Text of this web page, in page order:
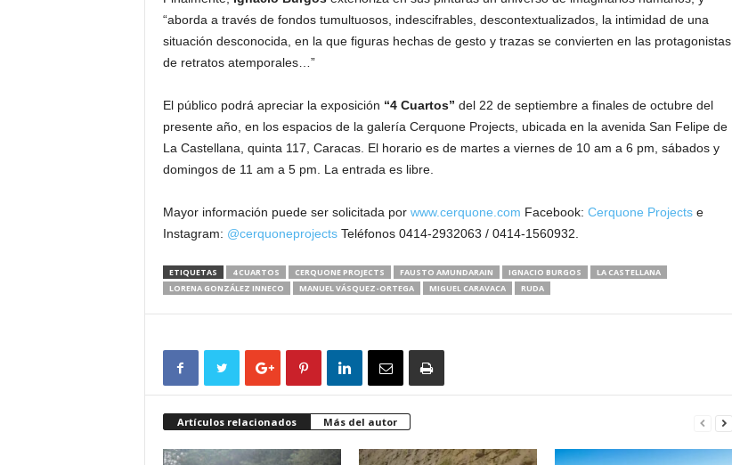
“aborda a través de fondos tumultuosos, indescifrables, descontextualizados, la intimidad de una
situación desconocida, en la que figuras hechas de gesto y trazas se convierten en las protagonistas
de retratos atemporales…”
El público podrá apreciar la exposición “4 Cuartos” del 22 de septiembre a finales de octubre del
presente año, en los espacios de la galería Cerquone Projects, ubicada en la avenida San Felipe de
La Castellana, quinta 117, Caracas. El horario es de martes a viernes de 10 am a 6 pm, sábados y
domingos de 11 am a 5 pm. La entrada es libre.
Mayor información puede ser solicitada por www.cerquone.com Facebook: Cerquone Projectse
Instagram: @cerquoneprojectsTeléfonos 0414-2932063 / 0414-1560932.
ETIQUETAS 4 CUARTOS CERQUONE PROJECTS FAUSTO AMUNDARAIN IGNACIO BURGOS
LA CASTELLANA
LORENA GONZÁLEZ INNECO
MANUEL VÁSQUEZ-ORTEGA MIGUEL CARAVACA RUDA
Artículos relacionados Más del autor